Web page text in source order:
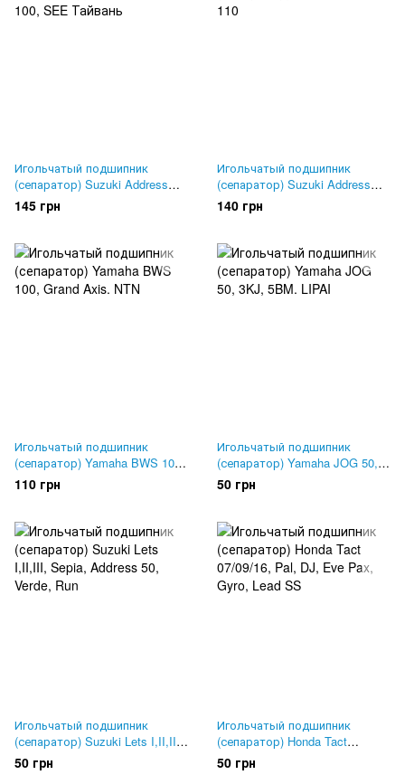
Игольчатый подшипник
(сепаратор) Suzuki Address
100, SEE Тайвань
145 грн
Игольчатый подшипник
(сепаратор) Suzuki Address
110
140 грн
Игольчатый подшипник
(сепаратор) Yamaha BWS 100,
Grand Axis. NTN
110 грн
Игольчатый подшипник
(сепаратор) Yamaha JOG 50,
3KJ, 5BM. LIPAI
50 грн
Игольчатый подшипник
(сепаратор) Suzuki Lets I,II,III,
Sepia, Address 50, Verde, Run
50 грн
Игольчатый подшипник
(сепаратор) Honda Tact
07/09/16, Pal, DJ, Eve Pax,
Gyro, Lead SS
50 грн